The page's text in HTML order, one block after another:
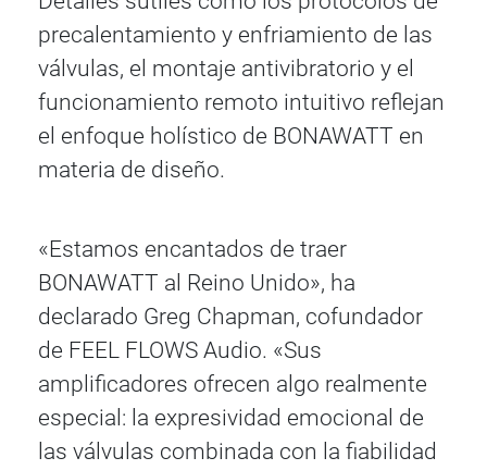
precalentamiento y enfriamiento de las
válvulas, el montaje antivibratorio y el
funcionamiento remoto intuitivo reflejan
el enfoque holístico de BONAWATT en
materia de diseño.
«Estamos encantados de traer
BONAWATT al Reino Unido», ha
declarado Greg Chapman, cofundador
de FEEL FLOWS Audio. «Sus
amplificadores ofrecen algo realmente
especial: la expresividad emocional de
las válvulas combinada con la fiabilidad